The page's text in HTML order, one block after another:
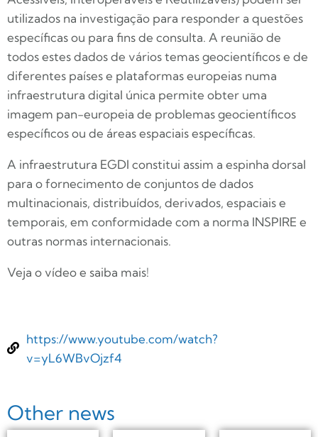
utilizados na investigação para responder a questões
específicas ou para fins de consulta. A reunião de
todos estes dados de vários temas geocientíficos e de
diferentes países e plataformas europeias numa
infraestrutura digital única permite obter uma
imagem pan-europeia de problemas geocientíficos
específicos ou de áreas espaciais específicas.
A infraestrutura EGDI constitui assim a espinha dorsal
para o fornecimento de conjuntos de dados
multinacionais, distribuídos, derivados, espaciais e
temporais, em conformidade com a norma INSPIRE e
outras normas internacionais.
Veja o vídeo e saiba mais!
https://www.youtube.com/watch?
v=yL6WBvOjzf4
Other news